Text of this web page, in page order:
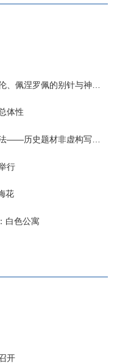
罗佩的别针与神秘入侵者
体性
史题材非虚构写作多人谈
行
花
白色公寓
开